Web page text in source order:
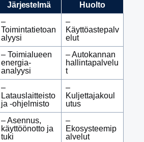
Järjestelmä Huolto
–
Toimintatietoan
alyysi
–
Käyttöastepalv
elut
– Toimialueen
energia-
analyysi
– Autokannan
hallintapalvelu
t
–
Latauslaitteisto
ja -ohjelmisto
–
Kuljettajakoul
utus
– Asennus,
käyttöönotto ja
tuki
–
Ekosysteemip
alvelut